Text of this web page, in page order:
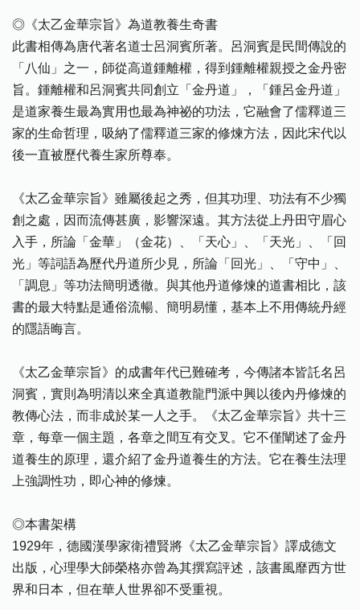
◎《太乙金華宗旨》為道教養生奇書
此書相傳為唐代著名道士呂洞賓所著。呂洞賓是民間傳說的
「八仙」之一，師從高道鍾離權，得到鍾離權親授之金丹密
旨。鍾離權和呂洞賓共同創立「金丹道」，「鍾呂金丹道」
是道家養生最為實用也最為神祕的功法，它融會了儒釋道三
家的生命哲理，吸納了儒釋道三家的修煉方法，因此宋代以
後一直被歷代養生家所尊奉。
《太乙金華宗旨》雖屬後起之秀，但其功理、功法有不少獨
創之處，因而流傳甚廣，影響深遠。其方法從上丹田守眉心
入手，所論「金華」（金花）、「天心」、「天光」、「回
光」等詞語為歷代丹道所少見，所論「回光」、「守中」、
「調息」等功法簡明透徹。與其他丹道修煉的道書相比，該
書的最大特點是通俗流暢、簡明易懂，基本上不用傳統丹經
的隱語晦言。
《太乙金華宗旨》的成書年代已難確考，今傳諸本皆託名呂
洞賓，實則為明清以來全真道教龍門派中興以後內丹修煉的
教傳心法，而非成於某一人之手。《太乙金華宗旨》共十三
章，每章一個主題，各章之間互有交叉。它不僅闡述了金丹
道養生的原理，還介紹了金丹道養生的方法。它在養生法理
上強調性功，即心神的修煉。
◎本書架構
1929年，德國漢學家衛禮賢將《太乙金華宗旨》譯成德文
出版，心理學大師榮格亦曾為其撰寫評述，該書風靡西方世
界和日本，但在華人世界卻不受重視。